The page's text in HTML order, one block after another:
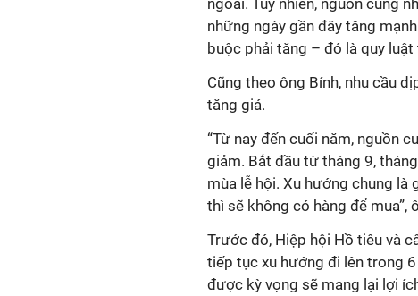
ngoái. Tuy nhiên, nguồn cung
những ngày gần đây tăng
buộc phải tăng – đó là quy
Cũng theo ông Bính, nhu cầu
tăng giá.
“Từ nay đến cuối năm, nguồn
giảm. Bắt đầu từ tháng 9,
mùa lễ hội. Xu hướng chung là
thì sẽ không có hàng để mua”,
Trước đó, Hiệp hội Hồ tiêu và
tiếp tục xu hướng đi lên trong
được kỳ vọng sẽ mang lại lợi